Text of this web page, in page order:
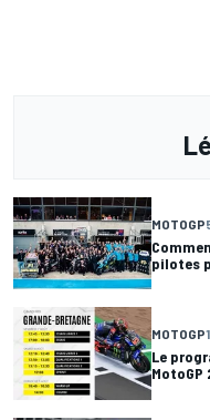
MOTOGP
pilotes
MOTOGP
Le
MotoGP